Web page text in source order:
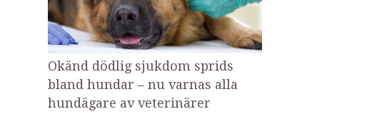
Okänd dödlig sjukdom sprids
bland hundar – nu varnas alla
hundägare av veterinärer